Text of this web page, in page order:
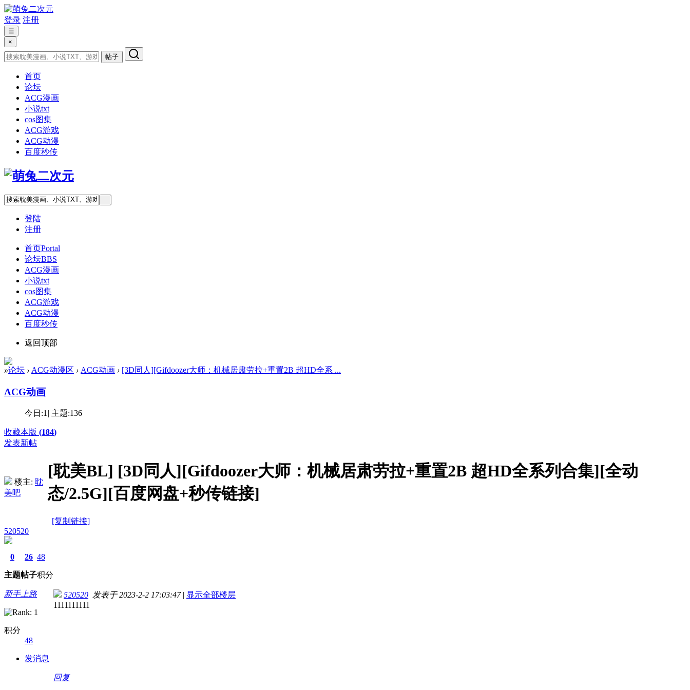
登录 注册
☰
×
帖子
首页
论坛
ACG漫画
小说txt
cos图集
ACG游戏
ACG动漫
百度秒传
登陆
注册
首页Portal
论坛BBS
ACG漫画
小说txt
cos图集
ACG游戏
ACG动漫
百度秒传
返回顶部
»论坛 › ACG动漫区 › ACG动画 › [3D同人][Gifdoozer大师：机械居肃劳拉+重置2B 超HD全系 ...
ACG动画
今日:1 | 主题:136
收藏本版 (184)
发表新帖
楼主: 耽
美吧
[耽美BL] [3D同人][Gifdoozer大师：机械居肃劳拉+重置2B 超HD全系列合集][全动
态/2.5G][百度网盘+秒传链接]
[复制链接]
520520
0
主题
26
帖子
48
积分
新手上路
积分
48
发消息
520520 发表于 2023-2-2 17:03:47 | 显示全部楼层
1111111111
回复